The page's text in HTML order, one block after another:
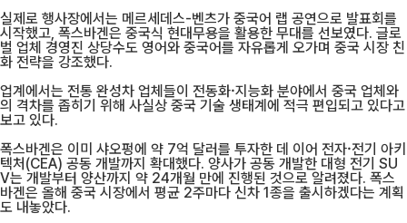
실제로 행사장에서는 메르세데스-벤츠가 중국어 랩 공연으로 발표회를
시작했고, 폭스바겐은 중국식 현대무용을 활용한 무대를 선보였다. 글로
벌 업체 경영진 상당수도 영어와 중국어를 자유롭게 오가며 중국 시장 친
화 전략을 강조했다.
업계에서는 전통 완성차 업체들이 전동화·지능화 분야에서 중국 업체와
의 격차를 좁히기 위해 사실상 중국 기술 생태계에 적극 편입되고 있다고
보고 있다.
폭스바겐은 이미 샤오펑에 약 7억 달러를 투자한 데 이어 전자·전기 아키
텍처(CEA) 공동 개발까지 확대했다. 양사가 공동 개발한 대형 전기 SU
V는 개발부터 양산까지 약 24개월 만에 진행된 것으로 알려졌다. 폭스
바겐은 올해 중국 시장에서 평균 2주마다 신차 1종을 출시하겠다는 계획
도 내놓았다.